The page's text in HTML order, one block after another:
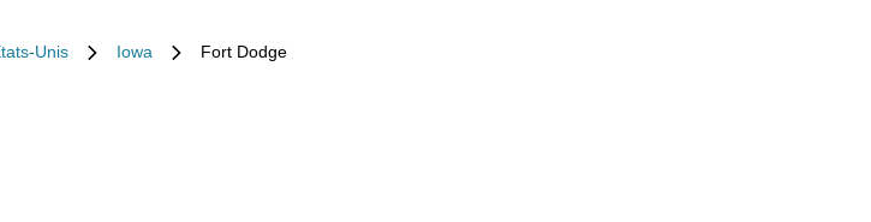
Unis Iowa Fort Dodge